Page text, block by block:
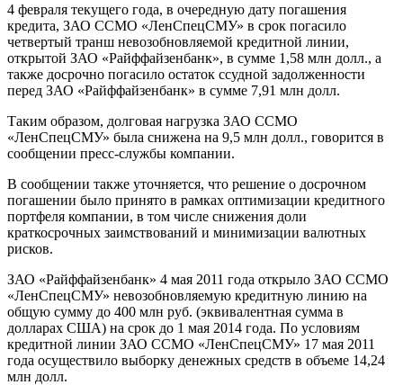
4 февраля текущего года, в очередную дату погашения
кредита, ЗАО ССМО «ЛенСпецСМУ» в срок погасило
четвертый транш невозобновляемой кредитной линии,
открытой ЗАО «Райффайзенбанк», в сумме 1,58 млн долл., а
также досрочно погасило остаток ссудной задолженности
перед ЗАО «Райффайзенбанк» в сумме 7,91 млн долл.
Таким образом, долговая нагрузка ЗАО ССМО
«ЛенСпецСМУ» была снижена на 9,5 млн долл., говорится в
сообщении пресс-службы компании.
В сообщении также уточняется, что решение о досрочном
погашении было принято в рамках оптимизации кредитного
портфеля компании, в том числе снижения доли
краткосрочных заимствований и минимизации валютных
рисков.
ЗАО «Райффайзенбанк» 4 мая 2011 года открыло ЗАО ССМО
«ЛенСпецСМУ» невозобновляемую кредитную линию на
общую сумму до 400 млн руб. (эквивалентная сумма в
долларах США) на срок до 1 мая 2014 года. По условиям
кредитной линии ЗАО ССМО «ЛенСпецСМУ» 17 мая 2011
года осуществило выборку денежных средств в объеме 14,24
млн долл.